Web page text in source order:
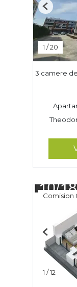
1 /20
Previous
3 camere
Comision
1 /12
Previous